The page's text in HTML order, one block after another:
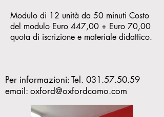
Modulo di 12 unità da 50 minuti Costo
del modulo Euro 447,00 + Euro 70,00
quota di iscrizione e materiale didattico.
Per informazioni: Tel. 031.57.50.59
email: oxford@oxfordcomo.com